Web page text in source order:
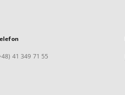
41 349 71 55